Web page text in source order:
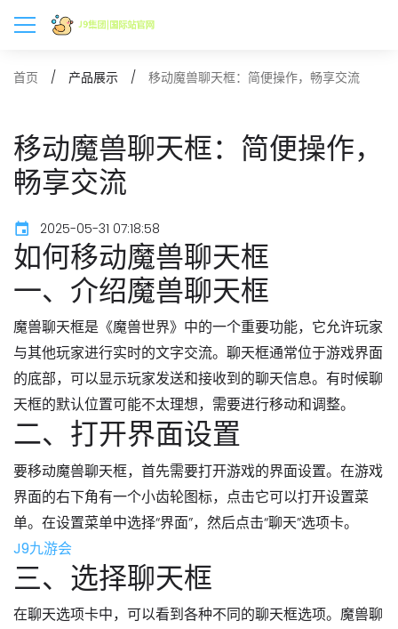
首页 产品展示 移动魔兽聊天框：简便操作，畅享交流
移动魔兽聊天框：简便操作，
畅享交流
2025-05-31 07:18:58
如何移动魔兽聊天框
一、介绍魔兽聊天框
魔兽聊天框是《魔兽世界》中的一个重要功能，它允许玩家
与其他玩家进行实时的文字交流。聊天框通常位于游戏界面
的底部，可以显示玩家发送和接收到的聊天信息。有时候聊
天框的默认位置可能不太理想，需要进行移动和调整。
二、打开界面设置
要移动魔兽聊天框，首先需要打开游戏的界面设置。在游戏
界面的右下角有一个小齿轮图标，点击它可以打开设置菜
单。在设置菜单中选择“界面”，然后点击“聊天”选项卡。
J9九游会
三、选择聊天框
在聊天选项卡中，可以看到各种不同的聊天框选项。魔兽聊